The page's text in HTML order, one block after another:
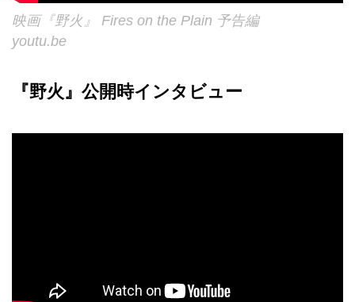
映画『野火』 Fires on the Plain 予告編
youtu.be
『野火』公開時インタビュー